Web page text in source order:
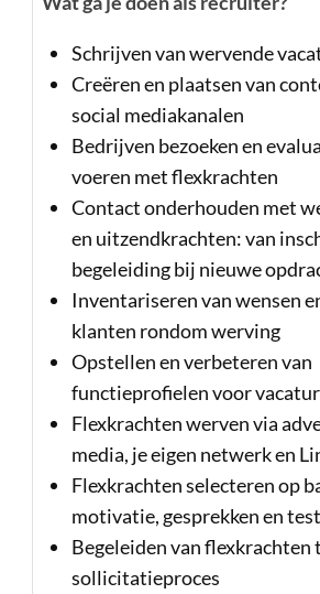
Schrijven van wervende
Creëren en plaatsen van
social mediakanalen
Bedrijven bezoeken en
voeren met flexkrachten
Contact onderhouden met
en uitzendkrachten: van
begeleiding bij nieuwe
Inventariseren van wensen
klanten rondom werving
Opstellen en verbeteren van
functieprofielen voor
Flexkrachten werven via
media, je eigen netwerk en
Flexkrachten selecteren op
motivatie, gesprekken en
Begeleiden van flexkrachten
sollicitatieproces